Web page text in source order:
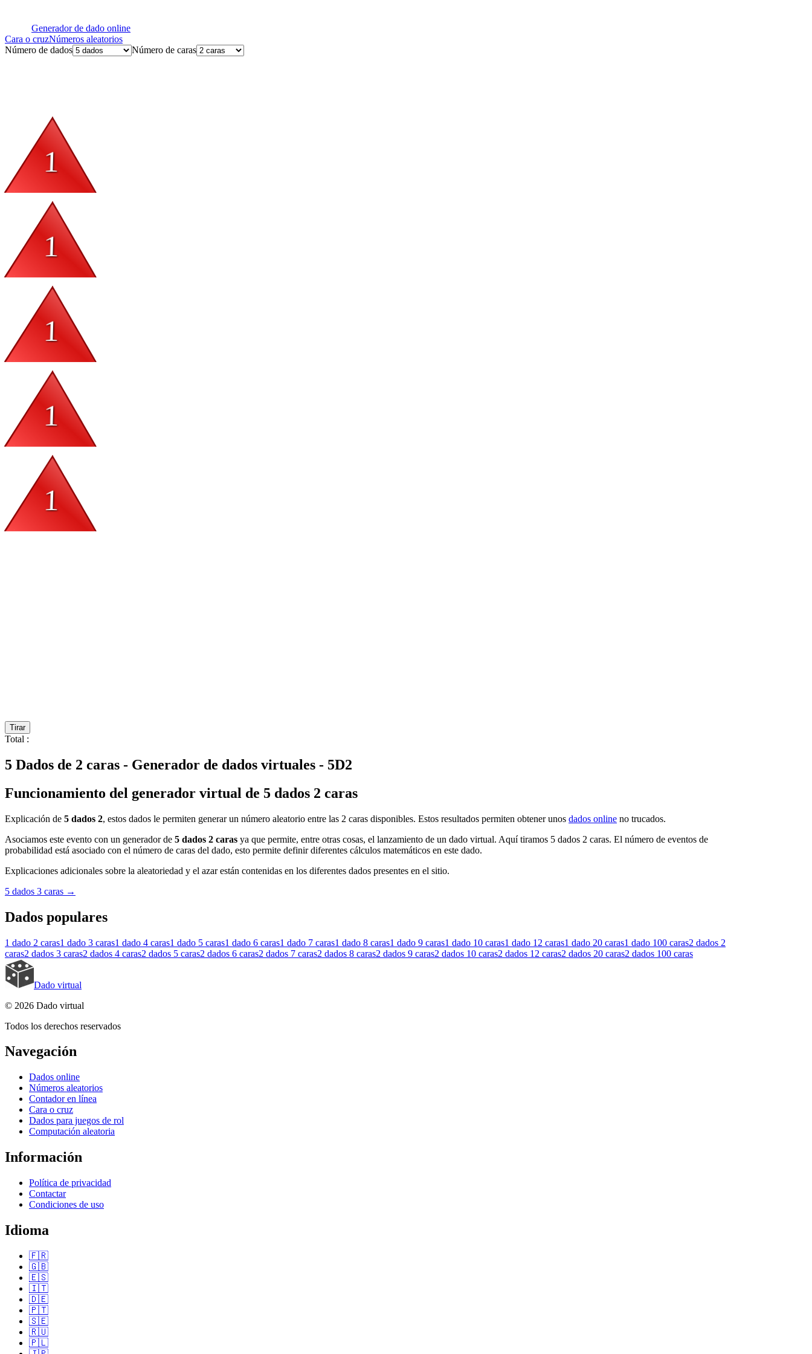
Generador de dado online
Cara o cruzNúmeros aleatorios
Número de dados
Número de caras
Tirar
Total :
5 Dados de 2 caras - Generador de dados virtuales - 5D2
Funcionamiento del generador virtual de 5 dados 2 caras
Explicación de 5 dados 2, estos dados le permiten generar un número aleatorio entre las 2 caras disponibles. Estos resultados permiten obtener unos dados online no trucados.
Asociamos este evento con un generador de 5 dados 2 caras ya que permite, entre otras cosas, el lanzamiento de un dado virtual. Aquí tiramos 5 dados 2 caras. El número de eventos de
probabilidad está asociado con el número de caras del dado, esto permite definir diferentes cálculos matemáticos en este dado.
Explicaciones adicionales sobre la aleatoriedad y el azar están contenidas en los diferentes dados presentes en el sitio.
5 dados 3 caras →
Dados populares
1 dado 2 caras1 dado 3 caras1 dado 4 caras1 dado 5 caras1 dado 6 caras1 dado 7 caras1 dado 8 caras1 dado 9 caras1 dado 10 caras1 dado 12 caras1 dado 20 caras1 dado 100 caras2 dados 2
caras2 dados 3 caras2 dados 4 caras2 dados 5 caras2 dados 6 caras2 dados 7 caras2 dados 8 caras2 dados 9 caras2 dados 10 caras2 dados 12 caras2 dados 20 caras2 dados 100 caras
Dado virtual
© 2026 Dado virtual
Todos los derechos reservados
Navegación
Dados online
Números aleatorios
Contador en línea
Cara o cruz
Dados para juegos de rol
Computación aleatoria
Información
Política de privacidad
Contactar
Condiciones de uso
Idioma
🇫🇷
🇬🇧
🇪🇸
🇮🇹
🇩🇪
🇵🇹
🇸🇪
🇷🇺
🇵🇱